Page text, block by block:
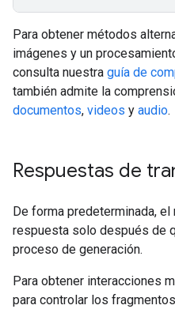
Para obtener métodos
imágenes y un
consulta nuestra guía de
también admite la
documentos, videos y audio.
Respuestas de
De forma predeterminada,
respuesta solo después de
proceso de generación.
Para obtener interacciones
para controlar los